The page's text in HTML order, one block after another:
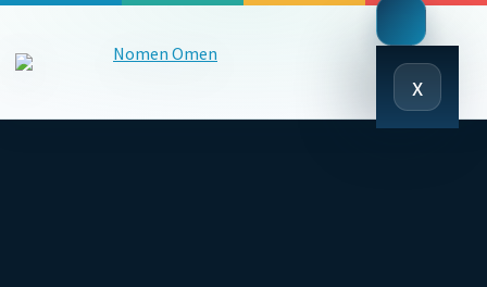
x
Close
Menu